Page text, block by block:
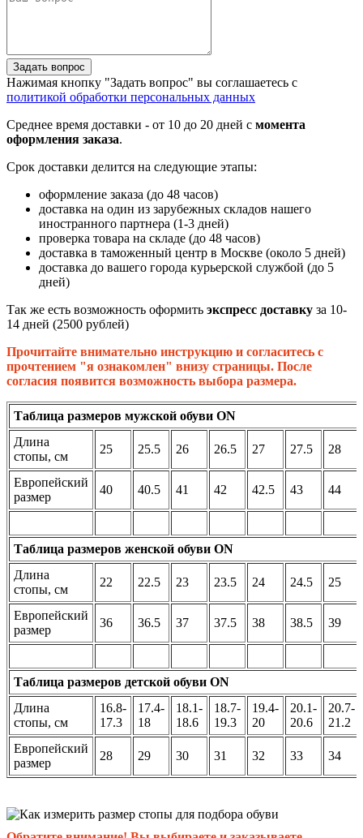
Задать вопрос
Нажимая кнопку "Задать вопрос" вы соглашаетесь с
политикой обработки персональных данных
Среднее время доставки - от 10 до 20 дней с момента
оформления заказа.
Срок доставки делится на следующие этапы:
оформление заказа (до 48 часов)
доставка на один из зарубежных складов нашего
иностранного партнера (1-3 дней)
проверка товара на складе (до 48 часов)
доставка в таможенный центр в Москве (около 5 дней)
доставка до вашего города курьерской службой (до 5
дней)
Так же есть возможность оформить экспресс доставку за 10-
14 дней (2500 рублей)
Прочитайте внимательно инструкцию и согласитесь с
прочтением "я ознакомлен" внизу страницы. После
согласия появится возможность выбора размера.
Таблица размеров мужской обуви ON
Длина
стопы, см
25 25.5 26 26.5 27 27.5 28
Европейский
размер
40 40.5 41 42 42.5 43 44
Таблица размеров женской обуви ON
Длина
стопы, см
22 22.5 23 23.5 24 24.5 25
Европейский
размер
36 36.5 37 37.5 38 38.5 39
Таблица размеров детской обуви ON
Длина
стопы, см
16.8-
17.3
17.4-
18
18.1-
18.6
18.7-
19.3
19.4-
20
20.1-
20.6
20.7-
21.2
Европейский
размер
28 29 30 31 32 33 34